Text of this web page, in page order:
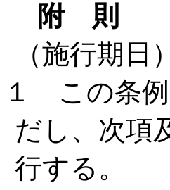
附 則
（施行期日）
１ この条例
だし、次項
行する。